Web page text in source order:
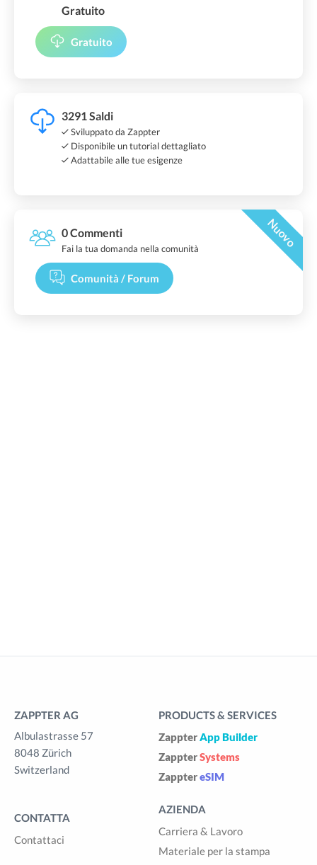
Gratuito
Gratuito
3291 Saldi
Sviluppato da Zappter
Disponibile un tutorial dettagliato
Adattabile alle tue esigenze
0 Commenti Nuovo
Fai la tua domanda nella comunità
Comunità / Forum
ZAPPTER AG
Albulastrasse 57
8048 Zürich
Switzerland
CONTATTA
Contattaci
PRODUCTS & SERVICES
ZappterApp Builder
ZappterSystems
ZapptereSIM
AZIENDA
Carriera & Lavoro
Materiale per la stampa